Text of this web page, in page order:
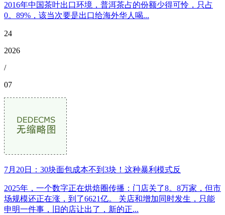
2016年中国茶叶出口环境，普洱茶占的份额少得可怜，只占
0。89%，该当次要是出口给海外华人喝...
24
2026
/
07
7月20日：30块面包成本不到3块！这种暴利模式反
2025年，一个数字正在烘焙圈传播：门店关了8。8万家，但市
场规模还正在涨，到了6621亿。 关店和增加同时发生，只能
申明一件事，旧的店让出了，新的正...